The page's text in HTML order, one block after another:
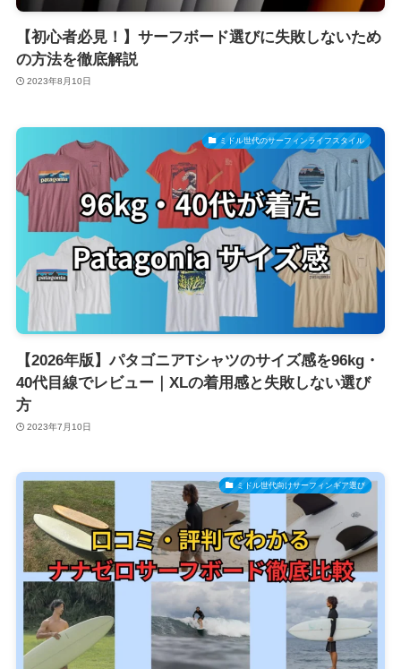
【初心者必見！】サーフボード選びに失敗しないため
の方法を徹底解説
2023年8月10日
ミドル世代のサーフィンライフスタイル
【2026年版】パタゴニアTシャツのサイズ感を96kg・
40代目線でレビュー｜XLの着用感と失敗しない選び
方
2023年7月10日
ミドル世代向けサーフィンギア選び